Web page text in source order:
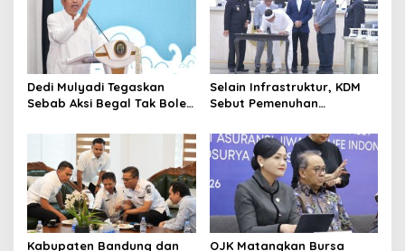
Dedi Mulyadi Tegaskan
Sebab Aksi Begal Tak Boleh
Ekonomi
Selain Infrastruktur, KDM
Sebut Pemenuhan
Masyarakat Jadi Fokus
APBD Jabar 2027
Kabupaten Bandung dan
OJK Matangkan Bursa